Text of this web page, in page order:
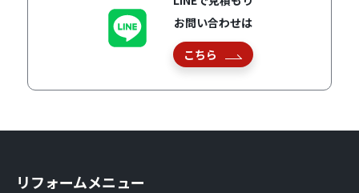
お問い合わせは
こちら
リフォームメニュー